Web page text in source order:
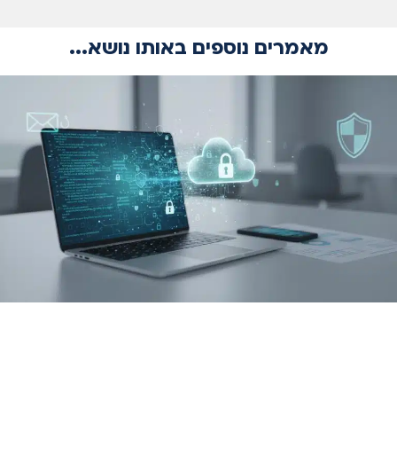
מאמרים נוספים באותו נושא...